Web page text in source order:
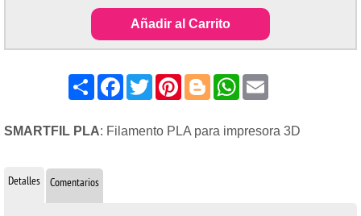
Añadir al Carrito
ShareFacebook
TwitterPinterest
BloggerWhatsApp
SMARTFIL PLA: Filamento PLA para impresora 3D
Detalles Comentarios